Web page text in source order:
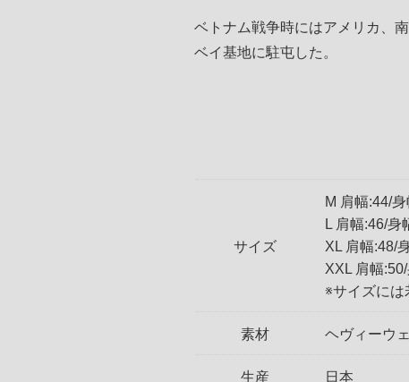
ベトナム戦争時にはアメリカ、
ベイ基地に駐屯した。
サイズ
M 肩幅:44/
L 肩幅:46/身
XL 肩幅:48/
XXL 肩幅
※サイズには
素材 ヘヴィーウ
生産 日本